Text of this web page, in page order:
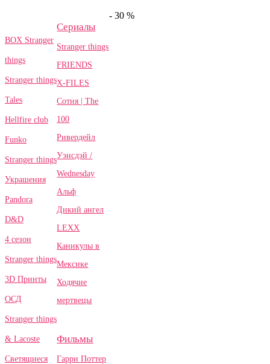
BOX Stranger
things
Stranger things
Tales
Hellfire club
Funko
Stranger things
Украшения
Pandora
D&D
4 сезон
Stranger things
3D Принты
ОСД
Stranger things
& Lacoste
Светящиеся
Сериалы
Stranger things
FRIENDS
X-FILES
Сотня | The
100
Ривердейл
Уэнсдэй /
Wednesday
Альф
Дикий ангел
LEXX
Каникулы в
Мексике
Ходячие
мертвецы
Фильмы
Гарри Поттер
- 30 %